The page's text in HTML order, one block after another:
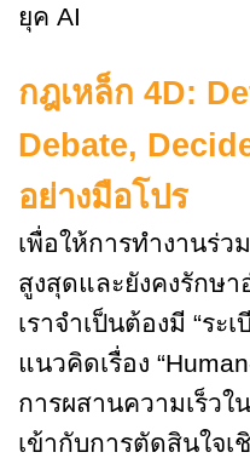
ยุค AI
กฎเหล็ก 4D:
Debate,
อย่างมือโปร
เพื่อให้การทำงานร่ว
สูงสุดและยังคงรักษา
เราจำเป็นต้องมี “ระ
แนวคิดเรื่อง
การผสานความเร็วใ
เข้ากับการตัดสินใจ